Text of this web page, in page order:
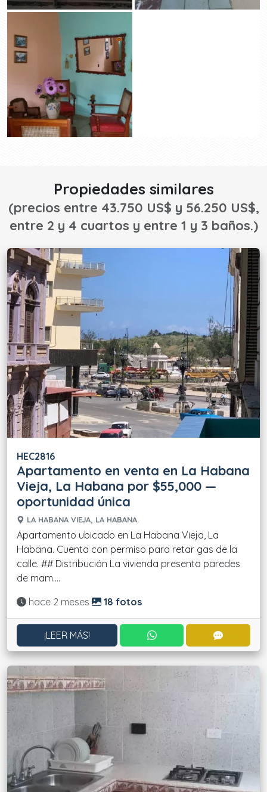
Propiedades similares
(precios entre 43.750 US$ y 56.250 US$,
entre 2 y 4 cuartos y entre 1 y 3 baños.)
HEC2816
Apartamento en venta en La Habana
Vieja, La Habana por $55,000 —
oportunidad única
LA HABANA VIEJA, LA HABANA.
Apartamento ubicado en La Habana Vieja, La
Habana. Cuenta con permiso para retar gas de la
calle. ## Distribución La vivienda presenta paredes
de mam....
Actualizado:
hace 2 meses 18 fotos
¡LEER MÁS! CONTACTAR POR